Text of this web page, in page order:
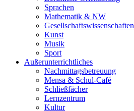
Sprachen
Mathematik & NW
Gesellschaftswissenschaften
Kunst
Musik
Sport
Außerunterrichtliches
Nachmittagsbetreuung
Mensa & Schul-Café
Schließfächer
Lernzentrum
Kultur